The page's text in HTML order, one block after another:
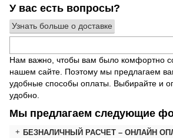
У вас есть вопросы?
Узнать больше о доставке
Нам важно, чтобы вам было комфортно
нашем сайте. Поэтому мы предлагаем
удобные способы оплаты. Выбирайте и
удобно.
Мы предлагаем следующие
БЕЗНАЛИЧНЫЙ РАСЧЕТ – ОНЛАЙН